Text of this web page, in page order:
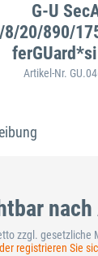
G-U
20/890/
Artikel-Nr.
zzgl. gesetzliche
registrieren Sie